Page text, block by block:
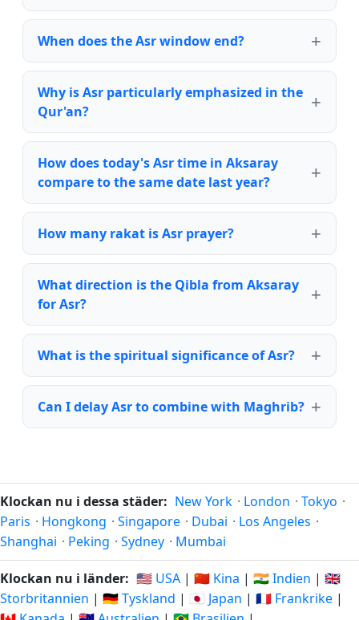
When does the Asr window end?
Why is Asr particularly emphasized in the
Qur'an?
How does today's Asr time in Aksaray
compare to the same date last year?
How many rakat is Asr prayer?
What direction is the Qibla from Aksaray
for Asr?
What is the spiritual significance of Asr?
Can I delay Asr to combine with Maghrib?
Klockan nu i dessa städer: New York · London · Tokyo ·
Paris · Hongkong · Singapore · Dubai · Los Angeles ·
Shanghai · Peking · Sydney · Mumbai
Klockan nu i länder: 🇺🇸 USA | 🇨🇳 Kina | 🇮🇳 Indien | 🇬🇧
Storbritannien | 🇩🇪 Tyskland | 🇯🇵 Japan | 🇫🇷 Frankrike |